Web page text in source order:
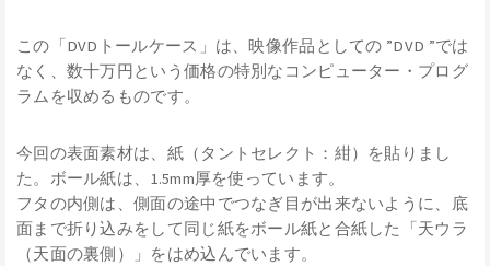
この「DVDトールケース」は、映像作品としての ”DVD ”では
なく、数十万円という価格の特別なコンピューター・プログ
ラムを収めるものです。
今回の表面素材は、紙（タントセレクト：紺）を貼りまし
た。ボール紙は、1.5mm厚を使っています。
フタの内側は、側面の途中でつなぎ目が出来ないように、底
面まで折り込みをして同じ紙をボール紙と合紙した「天ウラ
（天面の裏側）」をはめ込んでいます。